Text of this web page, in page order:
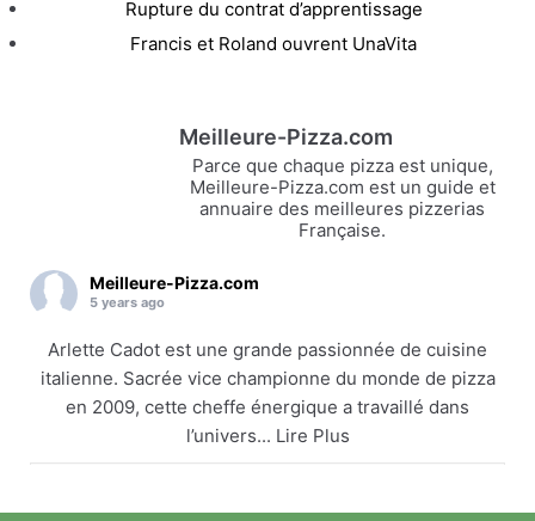
Rupture du contrat d’apprentissage
Francis et Roland ouvrent UnaVita
Meilleure-Pizza.com
Parce que chaque pizza est unique,
Meilleure-Pizza.com est un guide et
annuaire des meilleures pizzerias
Française.
Meilleure-Pizza.com
5 years ago
Arlette Cadot est une grande passionnée de cuisine
italienne. Sacrée vice championne du monde de pizza
en 2009, cette cheffe énergique a travaillé dans
l’univers... Lire Plus
meilleure-pizza.com